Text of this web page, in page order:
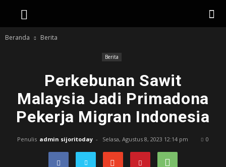
Beranda Berita
Berita
Perkebunan Sawit
Malaysia Jadi Primadona
Pekerja Migran Indonesia
Penulis admin sijoritoday - Selasa, Agustus 8, 2023 12:14 pm 0